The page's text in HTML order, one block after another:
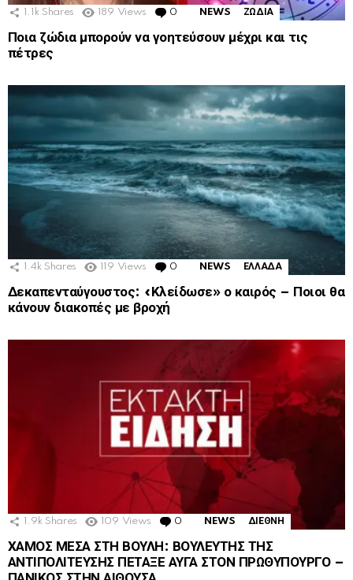
1.1k Shares 189 Views 0 Comments
NEWS ΖΩΔΙΑ
Ποια ζώδια μπορούν να γοητεύσουν μέχρι και τις
πέτρες
1.4k Shares 119 Views 0 Comments
NEWS ΕΛΛΑΔΑ
Δεκαπενταύγουστος: «Κλείδωσε» ο καιρός – Ποιοι θα
κάνουν διακοπές με βροχή
1.9k Shares 109 Views 0 Comments
NEWS ΔΙΕΘΝΗ
ΧΑΜΟΣ ΜΕΣΑ ΣΤΗ ΒΟΥΛΗ: ΒΟΥΛΕΥΤΗΣ ΤΗΣ
ΑΝΤΙΠΟΛΙΤΕΥΣΗΣ ΠΕΤΑΞΕ ΑΥΓΑ ΣΤΟΝ ΠΡΩΘΥΠΟΥΡΓΟ –